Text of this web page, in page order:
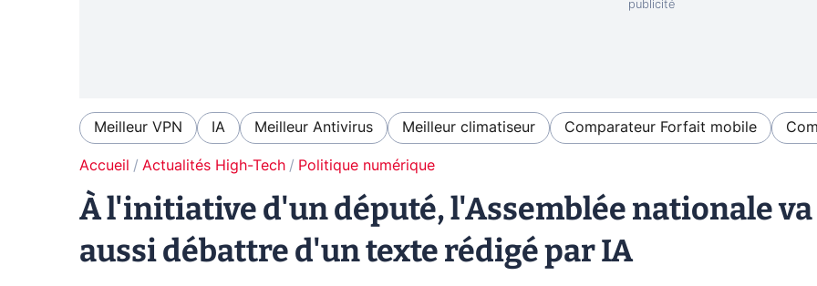
Meilleur VPN IA Meilleur Antivirus Meilleur climatiseur Comparateur Forfait mobile
Accueil Actualités High-Tech Politique numérique
À l'initiative d'un député, l'Assemblée nationale va
aussi débattre d'un texte rédigé par IA